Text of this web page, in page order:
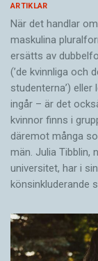
ARTIKLAR
När det handlar
maskulina
ersätts av
(’de kvinnliga och
studenterna’)
ingår – är det
kvinnor finns i
där­emot många
män. Julia Tibblin,
universitet, har i
könsinkluderande